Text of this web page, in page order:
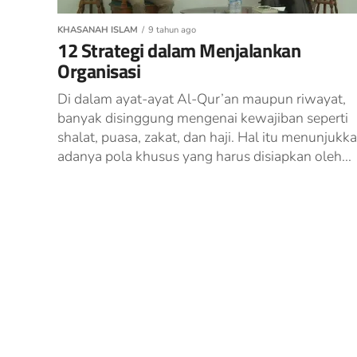
KHASANAH ISLAM 9 tahun ago
12 Strategi dalam Menjalankan
Organisasi
Di dalam ayat-ayat Al-Qur’an maupun riwayat,
banyak disinggung mengenai kewajiban seperti
shalat, puasa, zakat, dan haji. Hal itu
adanya pola khusus yang harus disiapkan oleh...